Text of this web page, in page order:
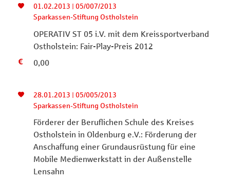
01.02.2013 | 05/007/2013
Sparkassen-Stiftung Ostholstein
OPERATIV ST 05 i.V. mit dem Kreissportverband
Ostholstein: Fair-Play-Preis 2012
0,00
28.01.2013 | 05/005/2013
Sparkassen-Stiftung Ostholstein
Förderer der Beruflichen Schule des Kreises
Ostholstein in Oldenburg e.V.: Förderung der
Anschaffung einer Grundausrüstung für eine
Mobile Medienwerkstatt in der Außenstelle
Lensahn